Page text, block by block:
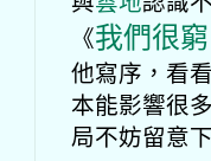
《我們很
他寫序，看
本能影響很
局不妨留意